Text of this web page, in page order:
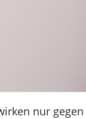
wirken nur